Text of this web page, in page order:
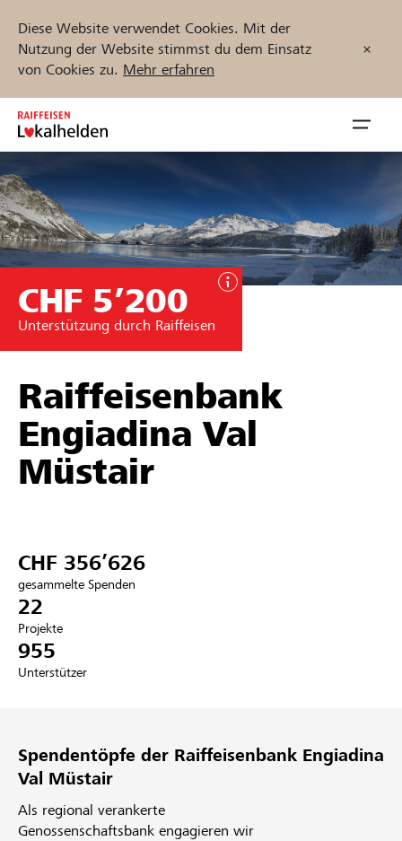
Diese Website verwendet Cookies. Mit der
Nutzung der Website stimmst du dem Einsatz
von Cookies zu. Mehr erfahren
Zum
Inhalt
springen
öffnen
Unterstützen
Hilfe & Support
Partner / Raiffeisenbank
Registrieren
Projekte und Organisationen finden
Jetzt starten
DE
CHF 5’200
Unterstützung durch Raiffeisen
Raiffeisenbank
Engiadina Val
Müstair
CHF 356’626
gesammelte Spenden
22
Projekte
955
Unterstützer
Spendentöpfe der Raiffeisenbank Engiadina
Val Müstair
Als regional verankerte
Genossenschaftsbank engagieren wir